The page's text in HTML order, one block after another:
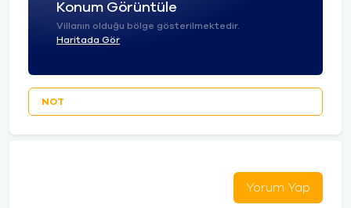
Konum Görüntüle
Villanın olduğu bölge gösterilmektedir.
Haritada Gör
NOT
Yorum Yap